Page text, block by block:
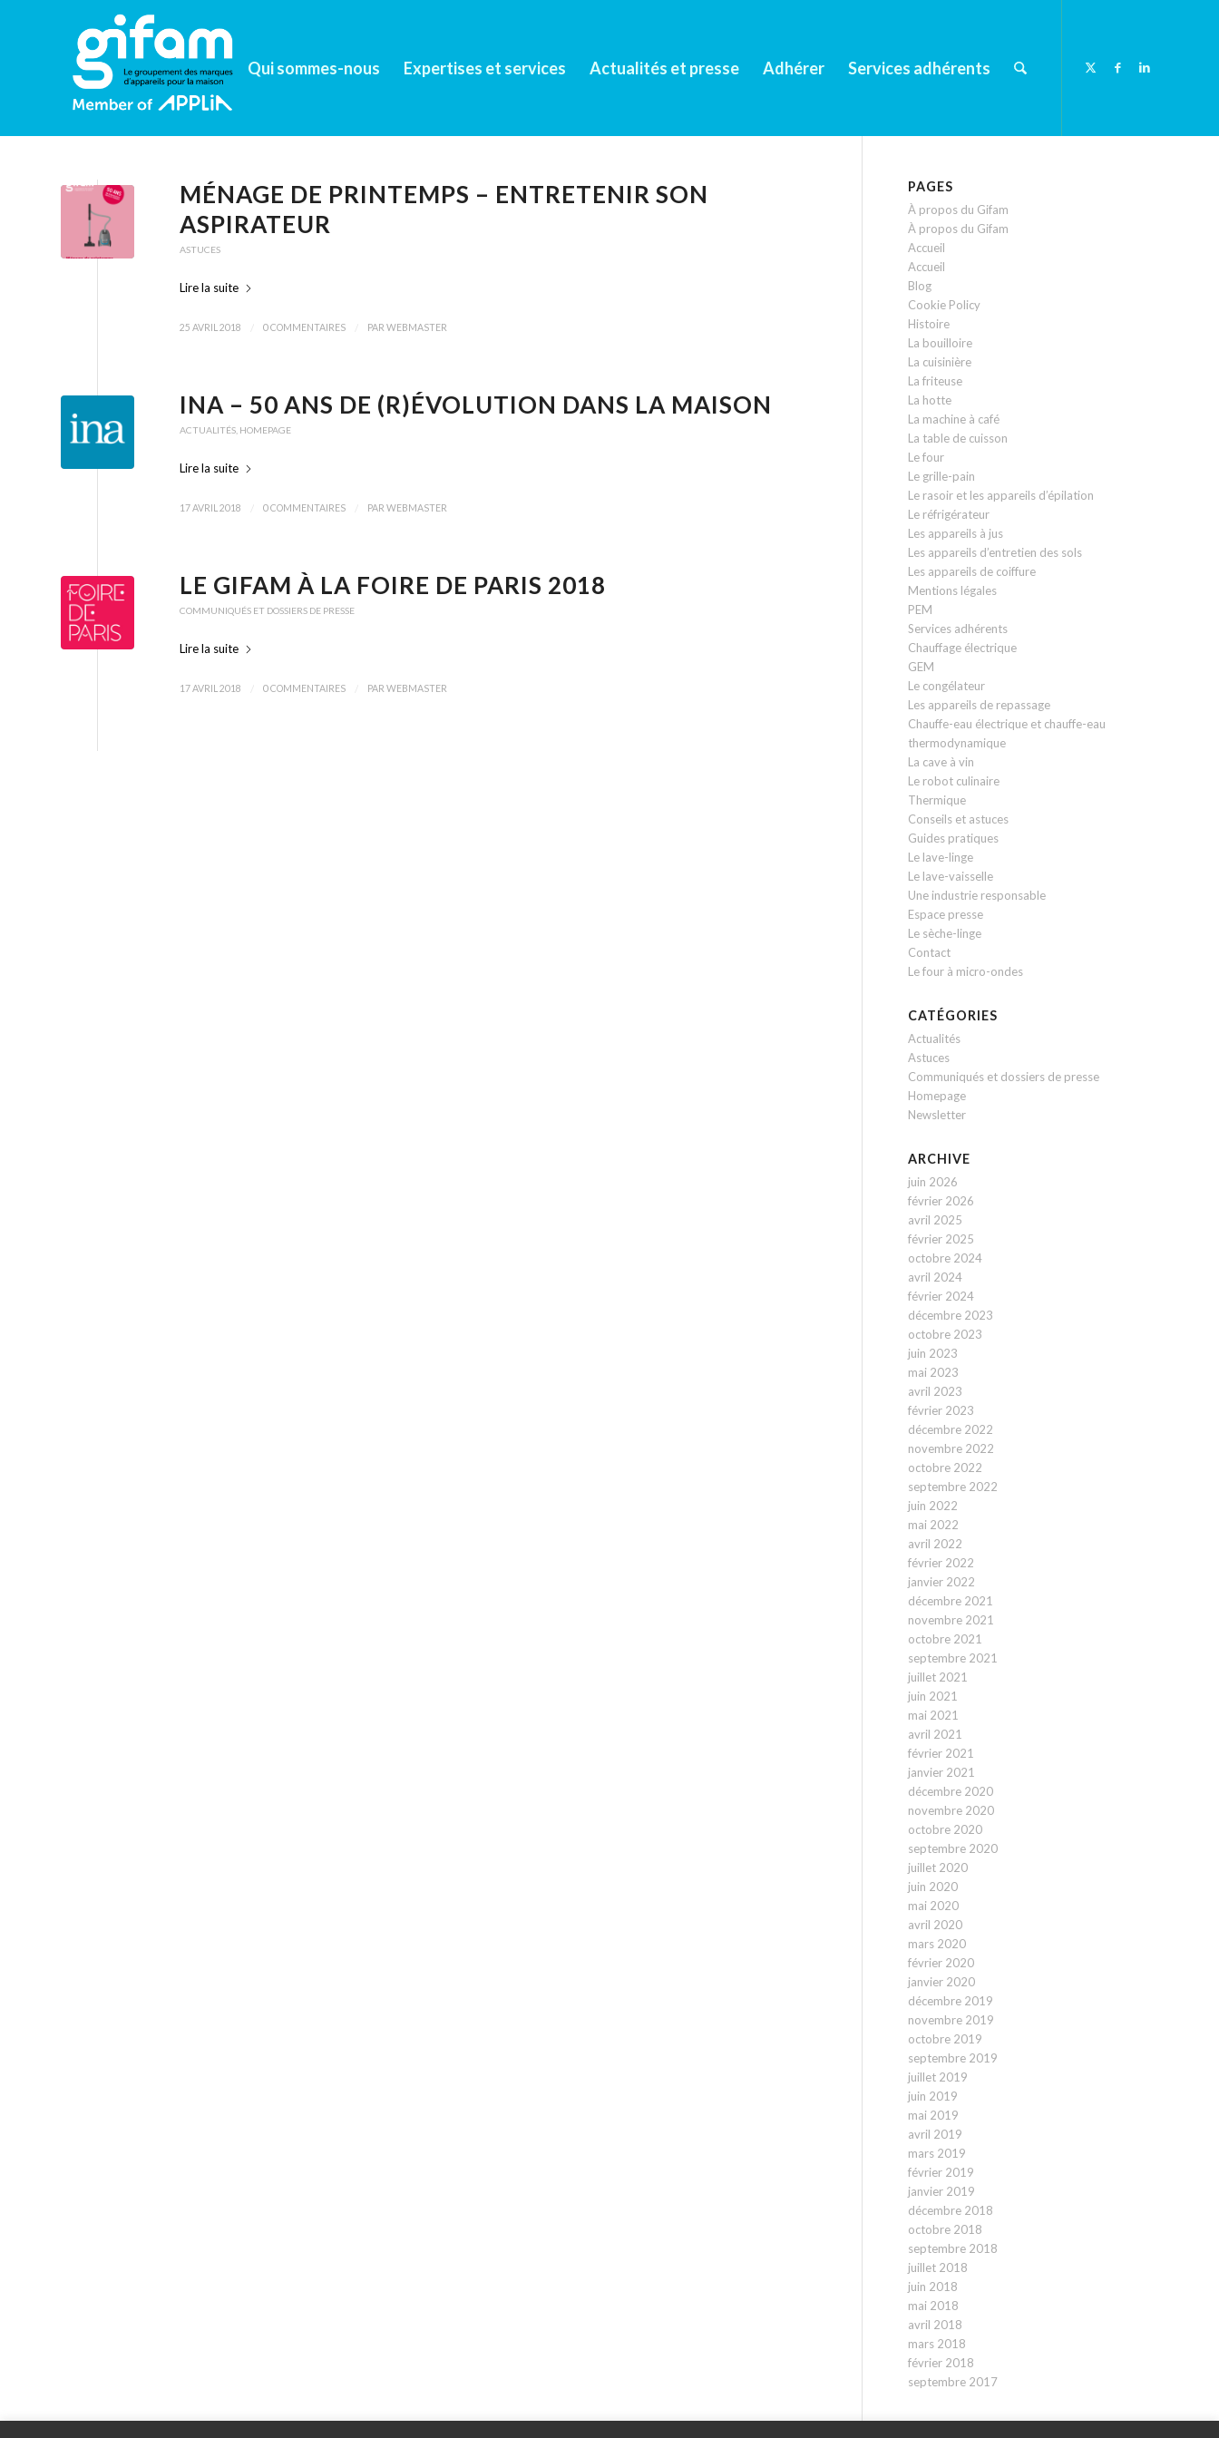
Qui sommes-nous Expertises et services Actualités et presse Adhérer Services adhérents
MÉNAGE DE PRINTEMPS – ENTRETENIR SON
ASPIRATEUR
ASTUCES
Lire la suite
25 AVRIL 2018 0 COMMENTAIRES PAR WEBMASTER
INA – 50 ANS DE (R)ÉVOLUTION DANS LA MAISON
ACTUALITÉS HOMEPAGE
Lire la suite
17 AVRIL 2018 0 COMMENTAIRES PAR WEBMASTER
LE GIFAM À LA FOIRE DE PARIS 2018
COMMUNIQUÉS ET DOSSIERS DE PRESSE
Lire la suite
17 AVRIL 2018 0 COMMENTAIRES PAR WEBMASTER
PAGES
À propos du Gifam
À propos du Gifam
Accueil
Accueil
Blog
Cookie Policy
Histoire
La bouilloire
La cuisinière
La friteuse
La hotte
La machine à café
La table de cuisson
Le four
Le grille-pain
Le rasoir et les appareils d’épilation
Le réfrigérateur
Les appareils à jus
Les appareils d’entretien des sols
Les appareils de coiffure
Mentions légales
PEM
Services adhérents
Chauffage électrique
GEM
Le congélateur
Les appareils de repassage
Chauffe-eau électrique et chauffe-eau
thermodynamique
La cave à vin
Le robot culinaire
Thermique
Conseils et astuces
Guides pratiques
Le lave-linge
Le lave-vaisselle
Une industrie responsable
Espace presse
Le sèche-linge
Contact
Le four à micro-ondes
CATÉGORIES
Actualités
Astuces
Communiqués et dossiers de presse
Homepage
Newsletter
ARCHIVE
juin 2026
février 2026
avril 2025
février 2025
octobre 2024
avril 2024
février 2024
décembre 2023
octobre 2023
juin 2023
mai 2023
avril 2023
février 2023
décembre 2022
novembre 2022
octobre 2022
septembre 2022
juin 2022
mai 2022
avril 2022
février 2022
janvier 2022
décembre 2021
novembre 2021
octobre 2021
septembre 2021
juillet 2021
juin 2021
mai 2021
avril 2021
février 2021
janvier 2021
décembre 2020
novembre 2020
octobre 2020
septembre 2020
juillet 2020
juin 2020
mai 2020
avril 2020
mars 2020
février 2020
janvier 2020
décembre 2019
novembre 2019
octobre 2019
septembre 2019
juillet 2019
juin 2019
mai 2019
avril 2019
mars 2019
février 2019
janvier 2019
décembre 2018
octobre 2018
septembre 2018
juillet 2018
juin 2018
mai 2018
avril 2018
mars 2018
février 2018
septembre 2017